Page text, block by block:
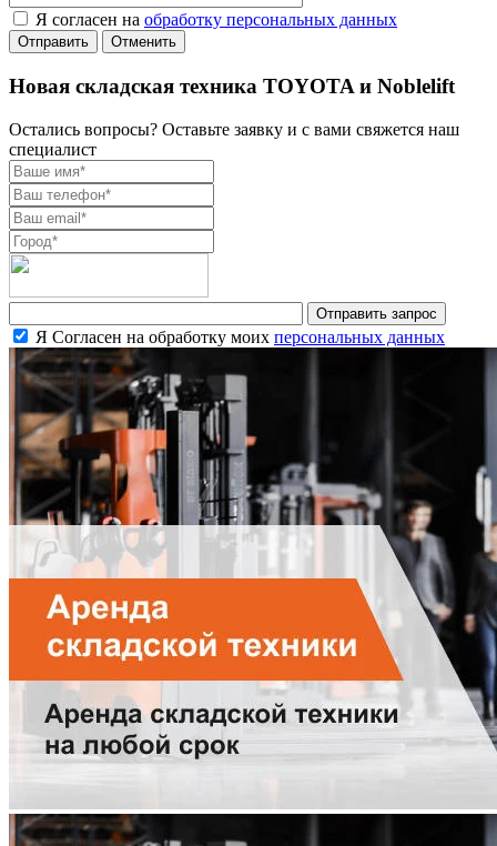
Я согласен на обработку персональных данных
Отменить
Новая складская техника TOYOTA и Noblelift
Остались вопросы? Оставьте заявку и с вами свяжется наш
специалист
Я Согласен на обработку моих персональных данных